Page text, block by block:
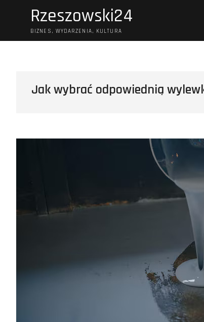
Rzeszowski24
BIZNES, WYDARZENIA, KULTURA
Jak wybrać odpowiednią